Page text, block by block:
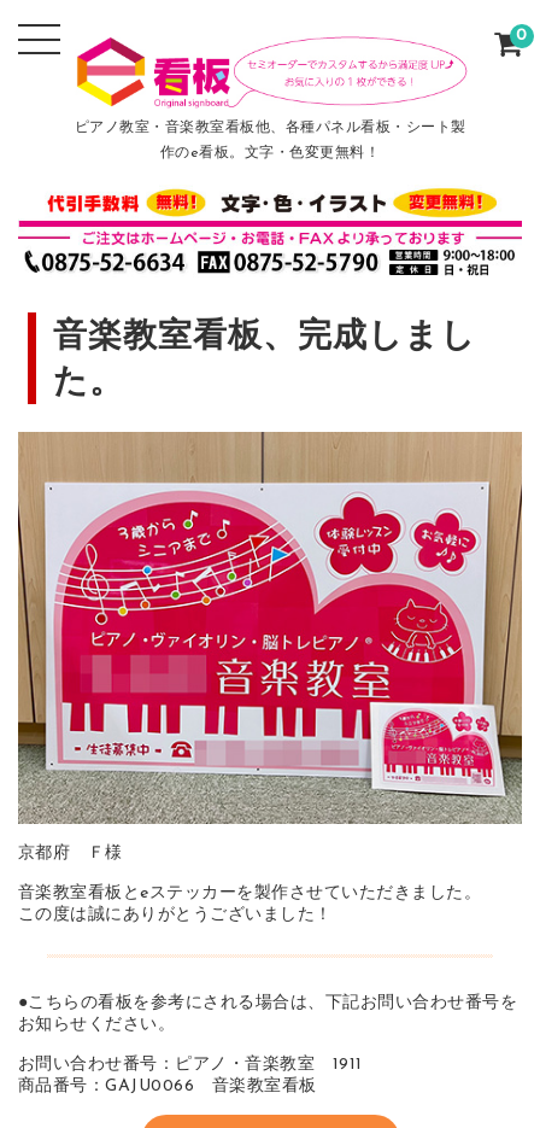
ピアノ教室・音楽教室看板他、各種パネル看板・シート製
作のe看板。文字・色変更無料！
0
音楽教室看板、完成しまし
た。
京都府 Ｆ様
音楽教室看板とeステッカーを製作させていただきました。
この度は誠にありがとうございました！
●こちらの看板を参考にされる場合は、下記お問い合わせ番号を
お知らせください。
お問い合わせ番号：ピアノ・音楽教室 1911
商品番号：GAJU0066 音楽教室看板